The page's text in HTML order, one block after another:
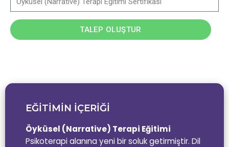
EĞİTİMİN İÇERİĞİ
Öyküsel (Narrative) Terapi Eğitimi
Psikoterapi alanına yeni bir soluk getirmiştir. Dil
TALEP OLUŞTUR